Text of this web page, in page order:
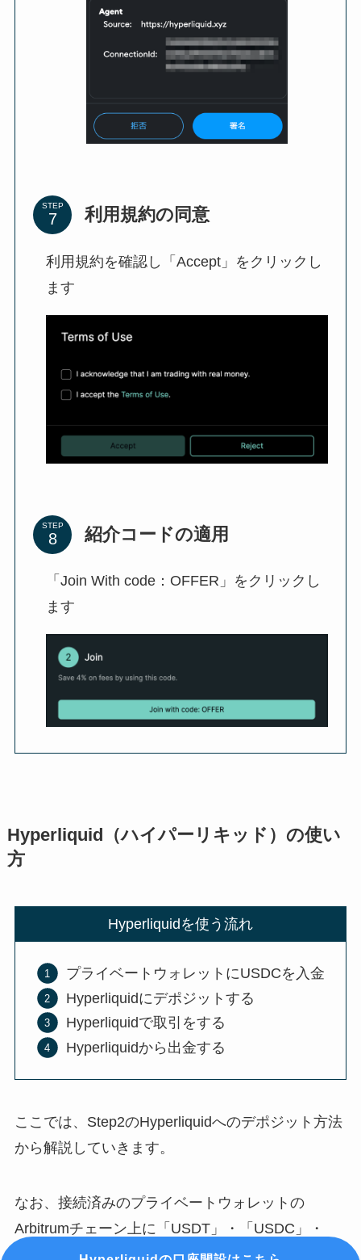
STEP 利用規約の同意
利用規約を確認し「Accept」をクリックし
ます
STEP 紹介コードの適用
「Join With code：OFFER」をクリックし
ます
Hyperliquid（ハイパーリキッド）の使い
方
Hyperliquidを使う流れ
プライベートウォレットにUSDCを入金
Hyperliquidにデポジットする
Hyperliquidで取引をする
Hyperliquidから出金する
ここでは、Step2のHyperliquidへのデポジット方法
から解説していきます。
なお、接続済みのプライベートウォレットの
Arbitrumチェーン上に「USDT」・「USDC」・
「USDC.e」を保有している場合にはStep1は行う